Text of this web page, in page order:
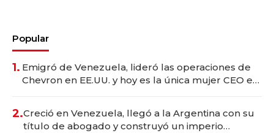
Popular
1. Emigró de Venezuela, lideró las operaciones de
Chevron en EE.UU. y hoy es la única mujer CEO en
2.Creció en Venezuela, llegó a la Argentina con su
título de abogado y construyó un imperio